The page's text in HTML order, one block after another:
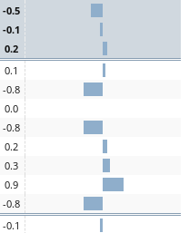
-0.5
-0.1
0.2
0.1
-0.8
0.0
-0.8
0.2
0.3
0.9
-0.8
-0.1